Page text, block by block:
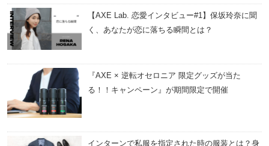
【AXE Lab. 恋愛インタビュー#1】保坂玲奈に聞
く、あなたが恋に落ちる瞬間とは？
『AXE × 逆転オセロニア 限定グッズが当た
る！！キャンペーン』が期間限定で開催
インターンで私服を指定された時の服装とは？身